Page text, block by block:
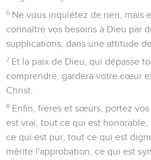
6 Ne vous inquiétez de rien, mais
connaître vos besoins à Dieu par
supplications, dans une attitude
7 Et la paix de Dieu, qui dépasse
comprendre, gardera votre cœur
Christ.
8 Enfin, frères et sœurs, portez
est vrai, tout ce qui est
ce qui est pur, tout ce qui est
mérite l'approbation, ce qui est